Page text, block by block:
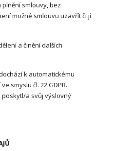
smlouvy, bez
možné smlouvu uzavřít či jí
a činění dalších
k automatickému
smyslu čl. 22 GDPR.
poskytl/a svůj výslovný